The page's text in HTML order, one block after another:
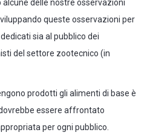
delle nostre osservazioni
queste osservazioni per
sia al pubblico dei
del settore zootecnico (in
prodotti gli alimenti di base è
essere affrontato
per ogni pubblico.